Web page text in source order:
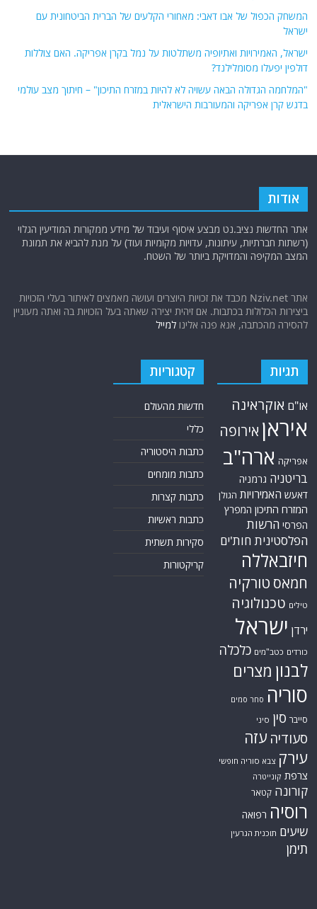
המשחק הכפול של אבו דאבי: מאחורי הקלעים של הברית הביטחונית עם
ישראל
ישראל, האמירויות ואתיופיה משתלטות על נמל בקרן אפריקה. האם צוללות
דולפין יפעלו מסומלילנד?
"המלחמה הגדולה הבאה עשויה לא להיות במזרח התיכון" – חיתוך מצב עולמי
בדגש קרן אפריקה והמעורבות הישראלית
אודות
אתר החדשות נציב.נט מבצע איסוף ועיבוד של מידע ממקורות המודיעין הגלוי
(רשתות חברתיות, עיתונות, עדויות מקומיות ועוד) על מנת להביא את תמונת
המצב המקיפה והמדויקת ביותר של השטח.
אתר Nziv.net מכבד את זכויות היוצרים ועושה מאמצים לאיתור בעלי הזכויות
ביצירות הכלולות בכתבות. אם זיהית יצירה שאתה בעל הזכויות בה ואתה מעוניין
להסירה מהכתבה, אנא פנה אלינולמייל
תגיות
או"ם אוקראינה
איראן אירופה
אפריקה ארה"ב
בריטניה גרמניה
דאעש האמירויות הגולן
המזרח התיכון המפרץ
הפרסי הרשות
הפלסטינית חות'ים
חיזבאללה
חמאס טורקיה
טילים טכנולוגיה
ירדן ישראל
כורדים כטב"מים כלכלה
לבנון מצרים
סוריה סחר סמים
סייבר סין סיני
סעודיה עזה
עירק צבא סוריה חופשי
צרפת קונייטרה
קורונה קטאר
רוסיה רפואה
שיעים תוכנית הגרעין
תימן
קטגוריות
חדשות מהעולם
כללי
כתבות היסטוריה
כתבות מומחים
כתבות קצרות
כתבות ראשיות
סקירות תשתית
קריקטורות